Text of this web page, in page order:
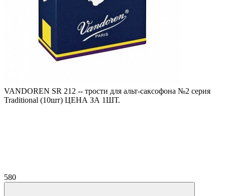
VANDOREN SR 212 -- трости для альт-саксофона №2 серия
Traditional (10шт) ЦЕНА ЗА 1ШТ.
580